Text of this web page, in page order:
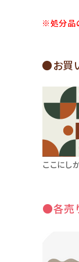
※処分品
●お買
ここにし
●各売